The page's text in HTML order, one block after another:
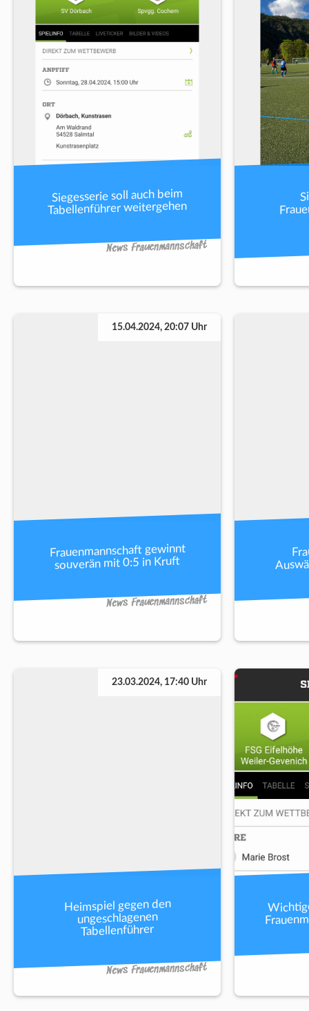
Siegesserie soll auch beim
Tabellenführer weitergehen
News Frauenmannschaft
15.04.2024, 20:07 Uhr
Frauenmannschaft gewinnt
souverän mit 0:5 in Kruft
News Frauenmannschaft
23.03.2024, 17:40 Uhr
Heimspiel gegen den
ungeschlagenen
Tabellenführer
News Frauenmannschaft